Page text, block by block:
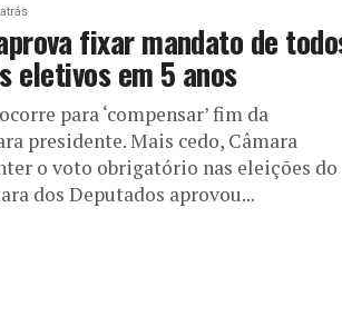
fixar mandato de
eletivos em 5 anos
para ‘compensar’ fim da
presidente. Mais cedo, Câmara
o voto obrigatório nas eleições do
dos Deputados aprovou...